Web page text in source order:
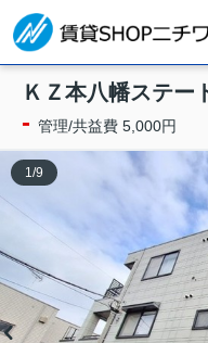
ＫＺ本八幡ステー
- 管理/共益費 5,000円
1 /9